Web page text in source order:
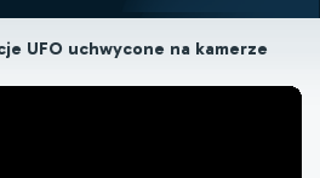
UFO uchwycone na kamerze